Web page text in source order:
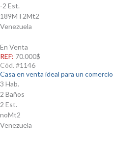
-2 Est.
189MT2Mt2
Venezuela
En Venta
REF: 70.000$
Cód. #1146
Casa en venta ideal para un comercio
3 Hab.
2 Baños
2 Est.
noMt2
Venezuela